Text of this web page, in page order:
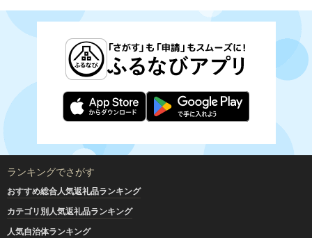
ランキングでさがす
おすすめ総合人気返礼品ランキング
カテゴリ別人気返礼品ランキング
人気自治体ランキング